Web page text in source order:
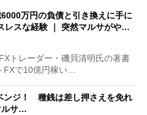
6000万円の負債と引き換えに手に
レスな経験 ｜ 突然マルサがや…
トレーダー・磯貝清明氏の著書
FXで10億円稼い…
ンジ！ 種銭は差し押さえを免れ
ルサ…